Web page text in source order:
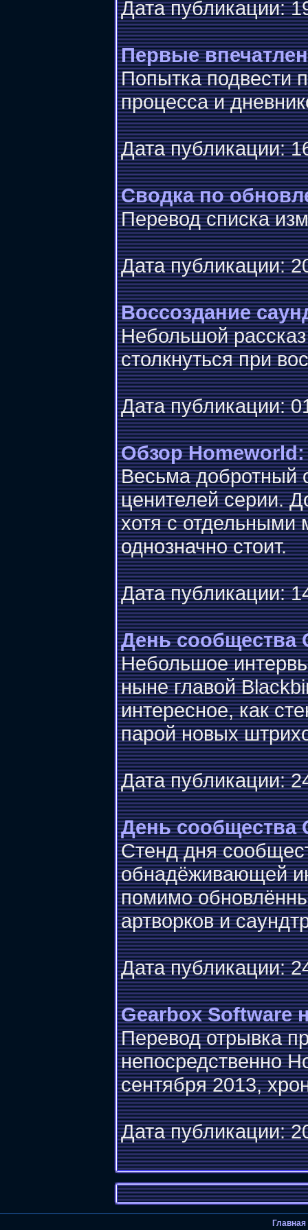
Дата публикации:
Первые
Попытка подвести
процесса и
Дата публикации:
Сводка по
Перевод списка
Дата публикации:
Воссоздание
Небольшой
столкнуться при
Дата публикации:
Обзор
Весьма добротный
ценителей серии.
хотя с отдельными
однозначно стоит.
Дата публикации:
День сообщества
Небольшое
ныне главой
интересное, как
парой новых
Дата публикации:
День сообщества
Стенд дня
обнадёживающей
помимо
артворков и
Дата публикации:
Gearbox Software
Перевод отрывка
непосредственно
сентября 2013,
Дата публикации:
Главная